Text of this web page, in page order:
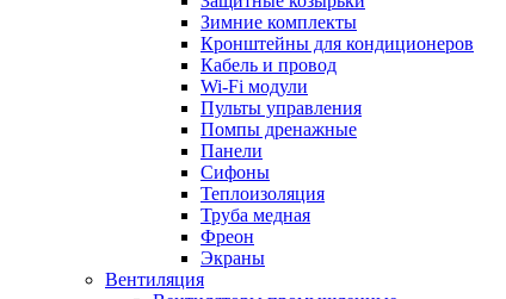
Зимние комплекты
Кронштейны для кондиционеров
Кабель и провод
Wi-Fi модули
Пульты управления
Помпы дренажные
Панели
Сифоны
Теплоизоляция
Труба медная
Фреон
Экраны
Вентиляция